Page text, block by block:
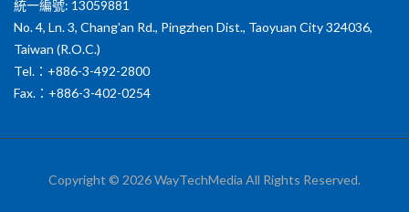
統一編號: 13059881
No. 4, Ln. 3, Chang'an Rd., Pingzhen Dist., Taoyuan City 324036,
Taiwan (R.O.C.)
Tel.：+886-3-492-2800
Fax.：+886-3-402-0254
Copyright © 2026 WayTechMedia All Rights Reserved.